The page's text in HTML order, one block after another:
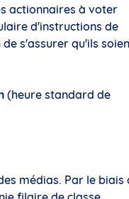
actionnaires à voter
d'instructions de
s'assurer qu'ils
(heure standard de
médias. Par le biais